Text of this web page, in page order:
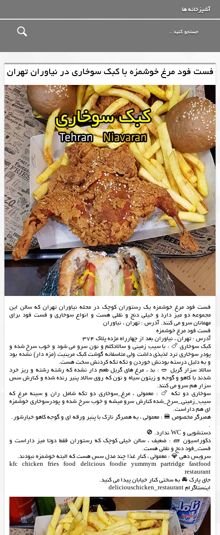
آشپزخانه ها
فست فود مرغ خوشمزه با کبک سوخاری در نیاوران تهران
فست فود مرغ خوشمزه یک رستوران کوچک در محله نیاوران تهران که سالن این
مجموعه دو میز دارد و خیلی دنج و نقلی هست و انواع سوخاری و فست فود برای
مهمانان سرو می کنند. آدرس : تهران ، نیاوران
فست فود مرغ خوشمزه
آدرس : تهران ، نیاوران بعد از چهارراه مژده پلاک 374
کبک سوخاری 🍗 : با سیب زمینی و سالادکلم و نون سرو می شود و خوب سرخ شده و
پودر سوخاری ترد لذیذی داشت ولی متاسفانه گوشت کبک مرینیت (مزه دار) نشده بود
و به دلیل درسته بودنش خوردن و تکه تکه کردنش سخت هست.
سالاد سزار گریل 🥗 : بد ، مرغ های گریل طعم دار نشده که رشته رشته و ریز خرد
شدند با کاهو و گوجه و زیتون سیاه و نون که روی سالاد پنیر رنده شده و کنارش سس
سزار هم سرو می کنند.
سوخاری دو تکه 🍗 : معمولی ، مرغ_سوخاری دو تکه شامل ران و سینه مرغ که
سیب_زمینی_سرخ_شده کنارش سرو میشه و خوب سرخ شده و پودرسوخاری خوشمزه
ای هم داراست.
همبرگر مخصوص 🍔 : معمولی ، یه همبرگر نازک با پنیر ورقه ای و گوجه کاهو خیارشور.
.
دستشویی و WC ندارد. 🚫
دکوراسیون 🧱 : ضعیف ، سالن خیلی کوچک که رستوران فقط دوتا میز داراست و
فست_فود دنج و نقلی هست.
سرویس دهی 💎 : معمولی ، کنار غذا چند مدل سس هست که البته خوشمزه نبودند.
kfc chicken fries food delicious foodie yummym partridge fastfood
restaurant
جای پارک 🚘 به سختی کنار خیابان پیدا می کنید.
اینستاگرام deliciouschicken_restaurant